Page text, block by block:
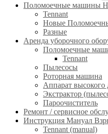
Поломоечные машины
Tennant
Новые
Разные
Аренда уборочного
Поломоечные
Tennant
Пылесосы
Роторная машина
Аппарат высокого
Экстрактор
Пароочиститель
Ремонт / сервисное
Инструкция Мануал
Tennant (manual)